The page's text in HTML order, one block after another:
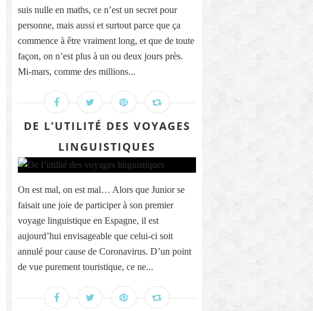
suis nulle en maths, ce n’est un secret pour
personne, mais aussi et surtout parce que ça
commence à être vraiment long, et que de toute
façon, on n’est plus à un ou deux jours près.
Mi-mars, comme des millions...
DE L’UTILITÉ DES VOYAGES
LINGUISTIQUES
On est mal, on est mal… Alors que Junior se
faisait une joie de participer à son premier
voyage linguistique en Espagne, il est
aujourd’hui envisageable que celui-ci soit
annulé pour cause de Coronavirus. D’un point
de vue purement touristique, ce ne...